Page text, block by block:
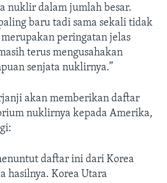
nuklir dalam jumlah besar.
baru tadi sama sekali tidak
peringatan jelas
terus mengusahakan
senjata nuklirnya.”
akan memberikan daftar
nuklirnya kepada Amerika,
daftar ini dari Korea
hasilnya. Korea Utara